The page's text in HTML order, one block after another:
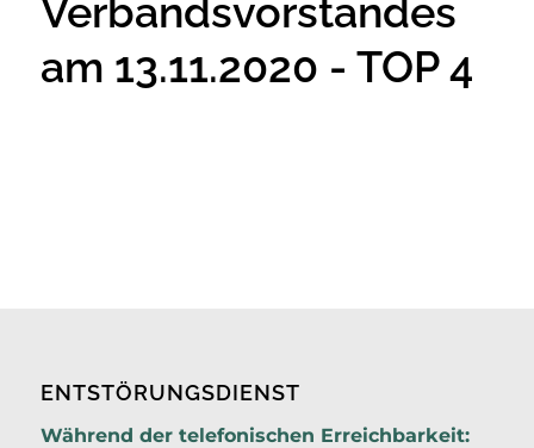
Verbandsvorstandes
am 13.11.2020 - TOP 4
ENTSTÖRUNGSDIENST
Während der telefonischen Erreichbarkeit: